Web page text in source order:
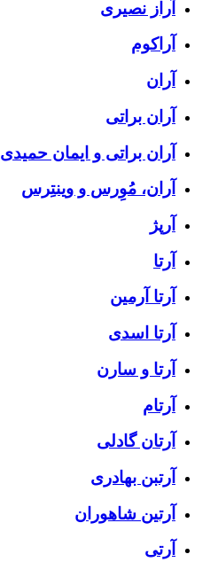
آراز نصیری
آراکوم
آران
آران براتی
آران براتی و ایمان حمیدی
آران، مُوِرس و وینتِرس
آرپژ
آرتا
آرتا آرمین
آرتا اسدی
آرتا و سارن
آرتام
آرتان گادلی
آرتبن بهادری
آرتين شاهوران
آرتی